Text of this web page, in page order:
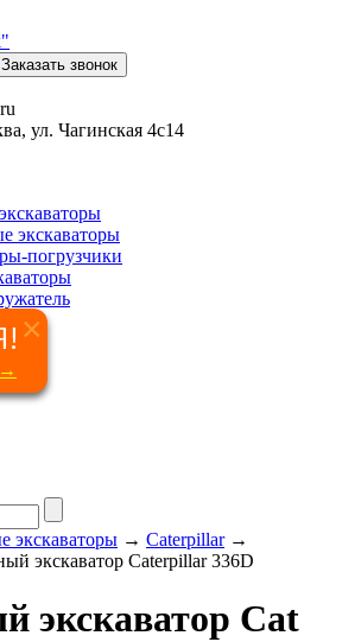
×
Заказать звонок
ул. Чагинская 4с14
экскаваторы
погрузчики
экскаваторы → Caterpillar→
экскаватор Caterpillar 336D
экскаватор Cat